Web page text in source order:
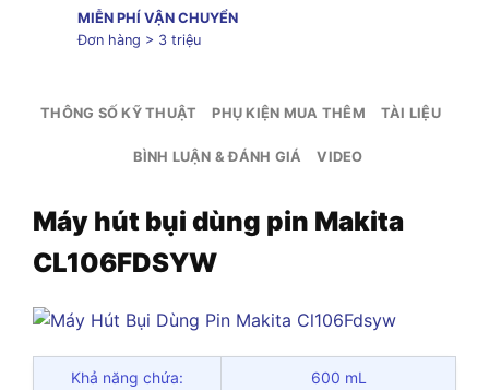
MIỄN PHÍ VẬN CHUYỂN
Đơn hàng > 3 triệu
THÔNG SỐ KỸ THUẬT PHỤ KIỆN MUA THÊM TÀI LIỆU
BÌNH LUẬN & ĐÁNH GIÁ VIDEO
Máy hút bụi dùng pin Makita
CL106FDSYW
Khả năng chứa: 600 mL